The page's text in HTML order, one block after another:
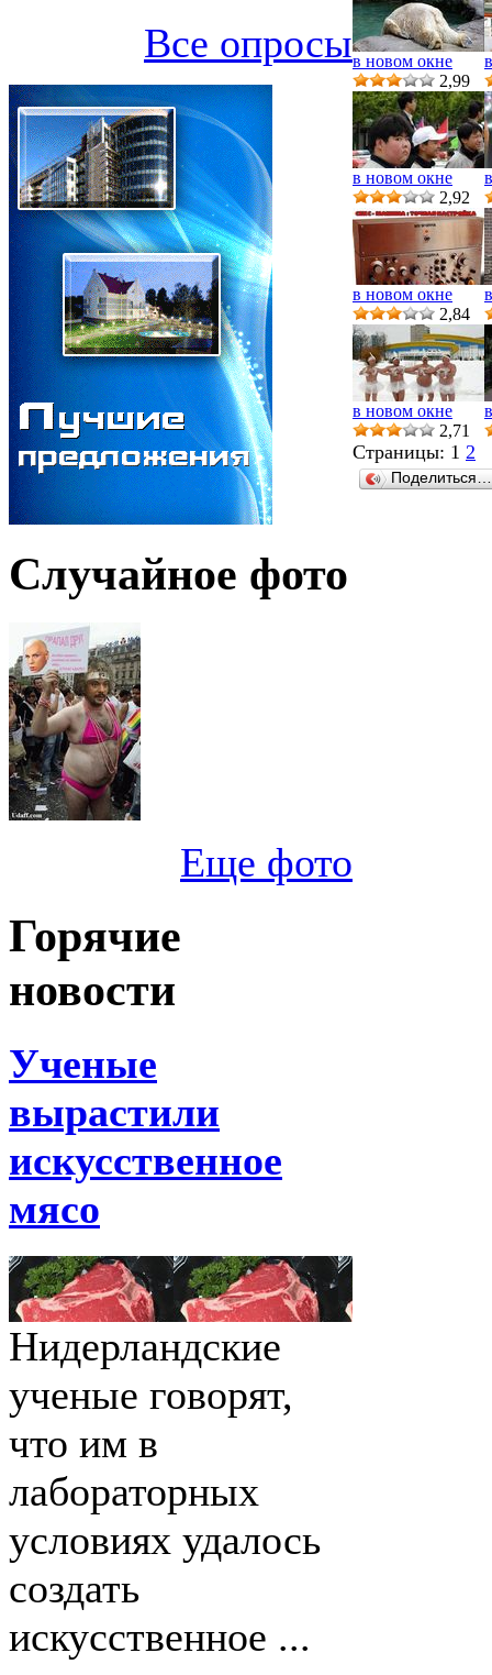
Все опросы
Случайное фото
Еще фото
Горячие
новости
Ученые
вырастили
искусственное
мясо
Нидерландские
ученые говорят,
что им в
лабораторных
условиях удалось
создать
искусственное ...
в новом окне
2,99
в новом окне
2,92
в новом окне
2,84
в новом окне
2,71
Страницы: 1 2
Поделиться…